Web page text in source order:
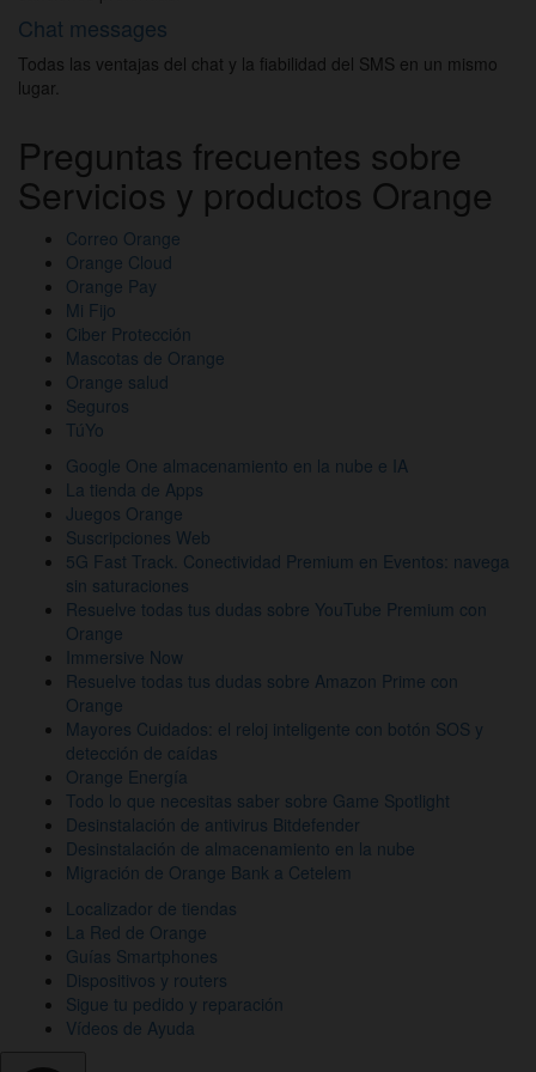
Chat messages
Todas las ventajas del chat y la fiabilidad del SMS en un mismo
lugar.
Preguntas frecuentes sobre
Servicios y productos Orange
Correo Orange
Orange Cloud
Orange Pay
Mi Fijo
Ciber Protección
Mascotas de Orange
Orange salud
Seguros
TúYo
Google One almacenamiento en la nube e IA
La tienda de Apps
Juegos Orange
Suscripciones Web
5G Fast Track. Conectividad Premium en Eventos: navega
sin saturaciones
Resuelve todas tus dudas sobre YouTube Premium con
Orange
Immersive Now
Resuelve todas tus dudas sobre Amazon Prime con
Orange
Mayores Cuidados: el reloj inteligente con botón SOS y
detección de caídas
Orange Energía
Todo lo que necesitas saber sobre Game Spotlight
Desinstalación de antivirus Bitdefender
Desinstalación de almacenamiento en la nube
Migración de Orange Bank a Cetelem
Localizador de tiendas
La Red de Orange
Guías Smartphones
Dispositivos y routers
Sigue tu pedido y reparación
Vídeos de Ayuda